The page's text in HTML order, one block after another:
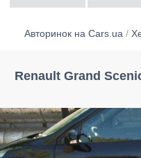
Авторинок на Cars.ua /
Renault Grand